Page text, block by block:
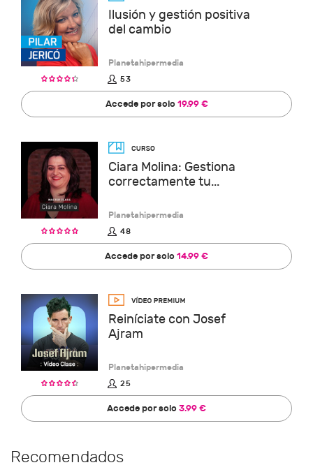
Ilusión y gestión positiva
del cambio
Planetahipermedia
53
Accede por solo19.99 €
Ciara Molina: Gestiona
correctamente tu...
Planetahipermedia
48
Accede por solo14.99 €
Reiníciate con Josef
Ajram
Planetahipermedia
25
Accede por solo3.99 €
Recomendados